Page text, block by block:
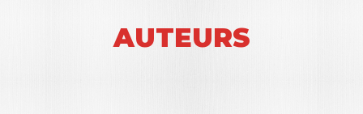
AUTEURS